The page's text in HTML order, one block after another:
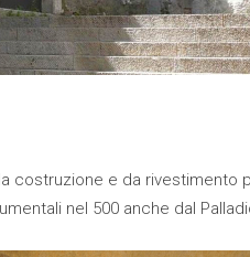
costruzione e da
nel 500 anche dal